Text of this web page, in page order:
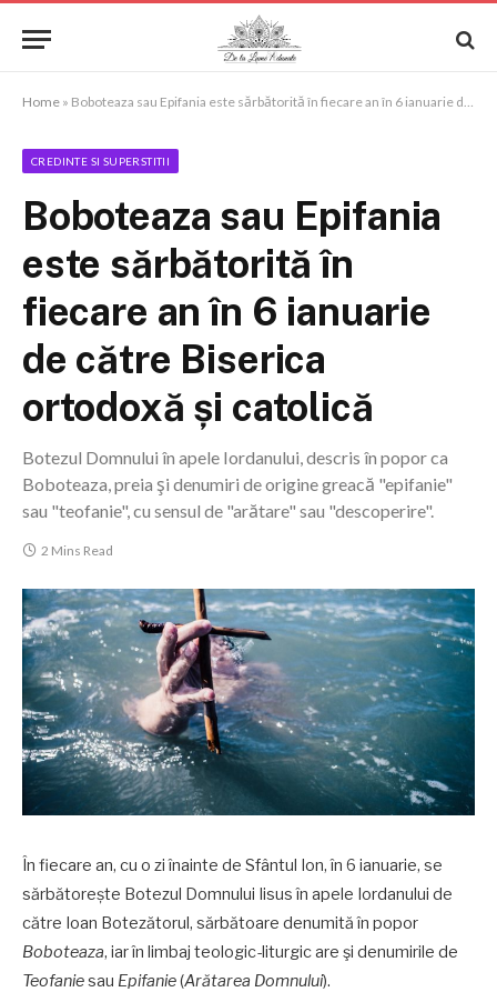
Home » Boboteaza sau Epifania este sărbătorită în fiecare an în 6 ianuarie de către Biserica ortodoxă și catolică
CREDINTE SI SUPERSTITII
Boboteaza sau Epifania
este sărbătorită în
fiecare an în 6 ianuarie
de către Biserica
ortodoxă și catolică
Botezul Domnului în apele Iordanului, descris în popor ca
Boboteaza, preia şi denumiri de origine greacă "epifanie"
sau "teofanie", cu sensul de "arătare" sau "descoperire".
2 Mins Read
În fiecare an, cu o zi înainte de Sfântul Ion, în 6 ianuarie, se
sărbătorește Botezul Domnului Iisus în apele Iordanului de
către Ioan Botezătorul, sărbătoare denumită în popor
Boboteaza, iar în limbaj teologic-liturgic are şi denumirile de
Teofaniesau Epifanie(Arătarea Domnului).